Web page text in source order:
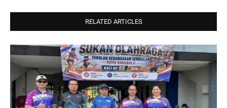
RELATED ARTICLES